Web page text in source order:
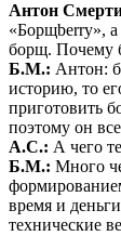
Антон
«Борщberry», а
борщ. Почему
Б.М.: Антон:
историю, то
приготовить
поэтому он
А.С.: А чего
Б.М.: Много
время и
технические